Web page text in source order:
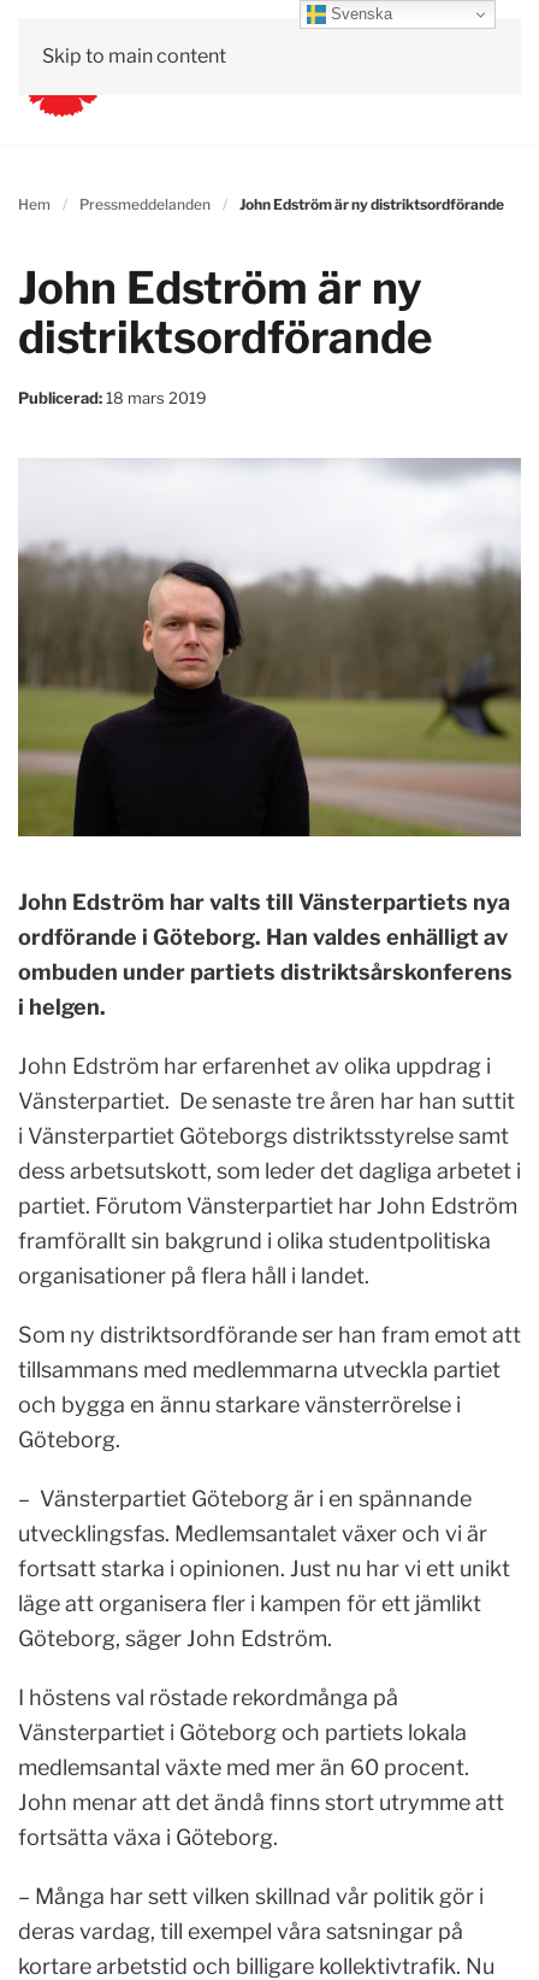
Skip to main content
Hem Pressmeddelanden John Edström är ny distriktsordförande
John Edström är ny
distriktsordförande
Publicerad:18 mars 2019
John Edström har valts till Vänsterpartiets nya
ordförande i Göteborg. Han valdes enhälligt av
ombuden under partiets distriktsårskonferens
i helgen.
John Edström har erfarenhet av olika uppdrag i
Vänsterpartiet. De senaste tre åren har han suttit
i Vänsterpartiet Göteborgs distriktsstyrelse samt
dess arbetsutskott, som leder det dagliga arbetet i
partiet. Förutom Vänsterpartiet har John Edström
framförallt sin bakgrund i olika studentpolitiska
organisationer på flera håll i landet.
Som ny distriktsordförande ser han fram emot att
tillsammans med medlemmarna utveckla partiet
och bygga en ännu starkare vänsterrörelse i
Göteborg.
– Vänsterpartiet Göteborg är i en spännande
utvecklingsfas. Medlemsantalet växer och vi är
fortsatt starka i opinionen. Just nu har vi ett unikt
läge att organisera fler i kampen för ett jämlikt
Göteborg, säger John Edström.
I höstens val röstade rekordmånga på
Vänsterpartiet i Göteborg och partiets lokala
medlemsantal växte med mer än 60 procent.
John menar att det ändå finns stort utrymme att
fortsätta växa i Göteborg.
– Många har sett vilken skillnad vår politik gör i
deras vardag, till exempel våra satsningar på
kortare arbetstid och billigare kollektivtrafik. Nu
Svenska